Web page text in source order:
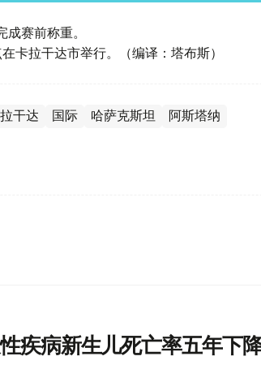
赛前称重。
卡拉干达市举行。（编译：塔布斯）
干达 国际 哈萨克斯坦 阿斯塔纳
疾病新生儿死亡率五年下